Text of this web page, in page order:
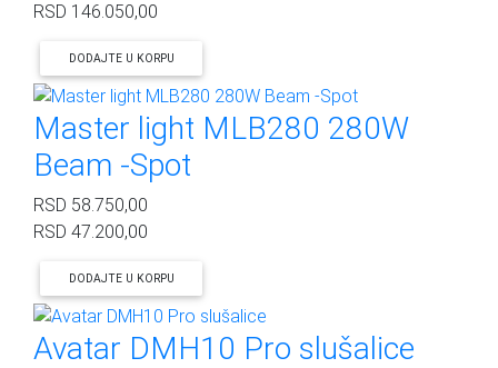
RSD 146.050,00
DODAJTE U KORPU
Master light MLB280 280W
Beam -Spot
RSD 58.750,00
RSD 47.200,00
DODAJTE U KORPU
Avatar DMH10 Pro slušalice